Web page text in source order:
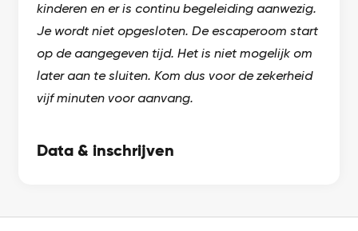
kinderen en er is continu begeleiding aanwezig.
Je wordt niet opgesloten. De escaperoom start
op de aangegeven tijd. Het is niet mogelijk om
later aan te sluiten. Kom dus voor de zekerheid
vijf minuten voor aanvang.
Data & inschrijven